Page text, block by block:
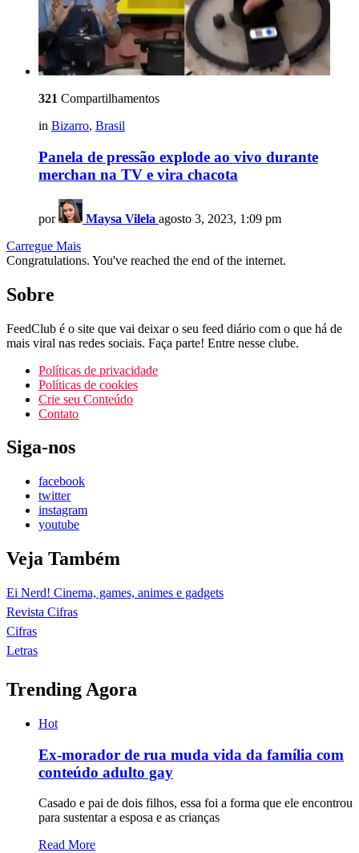
321 Compartilhamentos
in Bizarro, Brasil
Panela de pressão explode ao vivo durante
merchan na TV e vira chacota
por Maysa Vilela agosto 3, 2023, 1:09 pm
Carregue Mais
Congratulations. You've reached the end of the internet.
Sobre
FeedClub é o site que vai deixar o seu feed diário com o que há de
mais viral nas redes sociais. Faça parte! Entre nesse clube.
Políticas de privacidade
Políticas de cookies
Crie seu Conteúdo
Contato
Siga-nos
facebook
twitter
instagram
youtube
Veja Também
Ei Nerd! Cinema, games, animes e gadgets
Revista Cifras
Cifras
Letras
Trending Agora
Hot
Ex-morador de rua muda vida da família com
conteúdo adulto gay
Casado e pai de dois filhos, essa foi a forma que ele encontrou
para sustentar a esposa e as crianças
Read More